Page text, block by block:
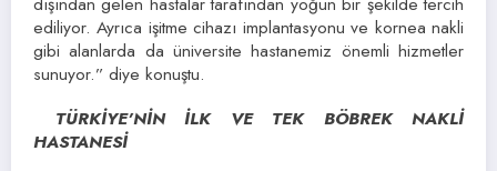
ediliyor. Ayrıca işitme cihazı implantasyonu ve kornea nakli
gibi alanlarda da üniversite hastanemiz önemli hizmetler
sunuyor.” diye konuştu.
TÜRKİYE’NİN İLK VE TEK BÖBREK NAKLİ
HASTANESİ